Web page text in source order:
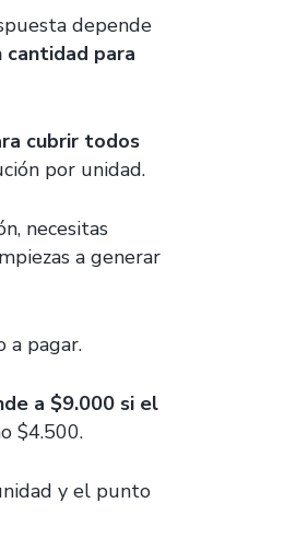
depende
cantidad para
cubrir todos
por unidad.
necesitas
a generar
a pagar.
a $9.000 si el
$4.500.
y el punto